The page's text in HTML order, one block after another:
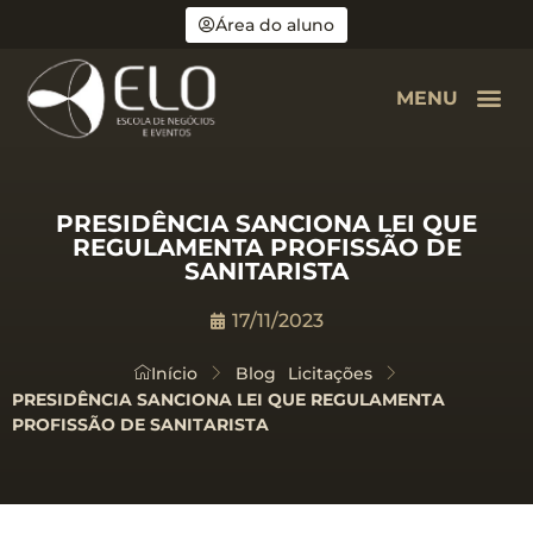
Área do aluno
MENU
PRESIDÊNCIA SANCIONA LEI QUE
REGULAMENTA PROFISSÃO DE
SANITARISTA
17/11/2023
Início Blog
Licitações
PRESIDÊNCIA SANCIONA LEI QUE REGULAMENTA
PROFISSÃO DE SANITARISTA